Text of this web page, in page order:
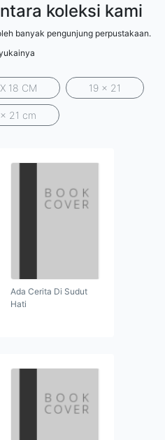
koleksi kami
banyak pengunjung perpustakaan.
18 CM 19 x 21
21 cm
Ada Cerita Di Sudut
Hati